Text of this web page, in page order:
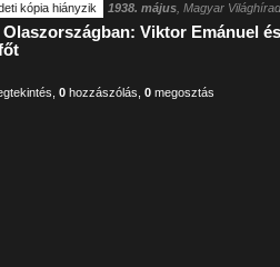
kópia hiányzik 1938. május , Magyar
Viktor Emánuel
,0 hozzászólás ,0 megosztás